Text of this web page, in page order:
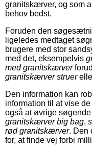
granitskærver, og som
behov bedst.
Foruden den
ligeledes medtaget
brugere med stor
med det, eksempelvis
med granitskærver
granitskærver struer
Den information kan
information til at vise
også at øvrige
granitskærver big bag,
rød granitskærver. Den
for, at finde vej forbi